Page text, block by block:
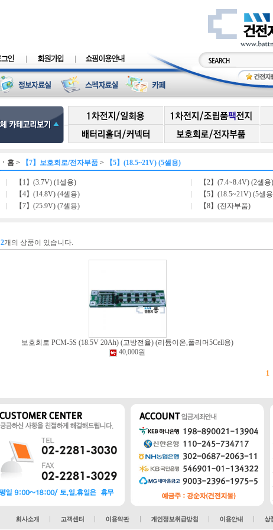
ㆍ 홈 > 【7】보호회로/전자부품 > 【5】(18.5~21V) (5셀용)
【1】(3.7V) (1셀용) 【2】(7.4~8.4V) (2셀용)
【4】(14.8V) (4셀용)
【5】(18.5~21V) (5셀
【7】(25.9V) (7셀용)
【8】(전자부품)
2개의 상품이 있습니다.
보호회로 PCM-5S (18.5V 20Ah) (고방전율) (리튬이온,폴리머5Cell용)
40,000원
1